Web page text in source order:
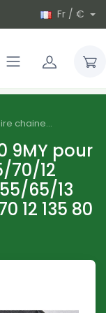
Fr / €
chaine...
9MY pour
70/12
65/13
12 135 80